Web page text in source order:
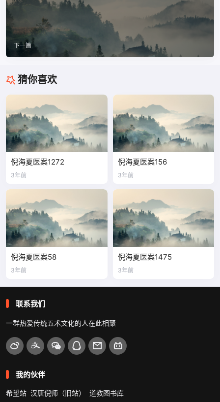
下一篇
猜你喜欢
倪海夏医案1272
3年前
倪海夏医案156
3年前
倪海夏医案58
3年前
倪海夏医案1475
3年前
联系我们
一群热爱传统五术文化的人在此相聚
我的伙伴
希望站 汉唐倪师（旧站） 道教图书库